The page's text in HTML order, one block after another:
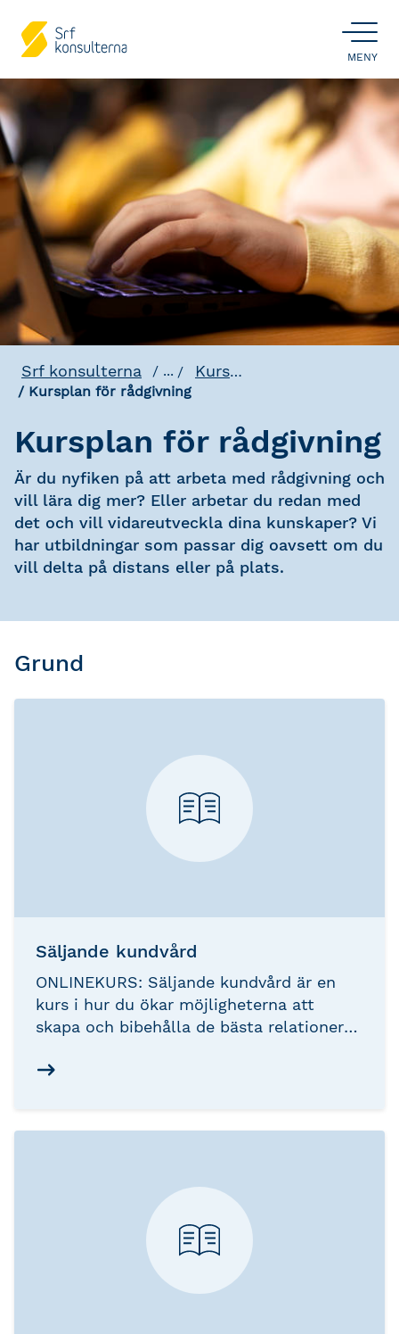
ÖPPNA
MENY
Srf konsulterna ... Kursplaner & Program
Kursplan för rådgivning
Kursplan för rådgivning
Är du nyfiken på att arbeta med rådgivning och
vill lära dig mer? Eller arbetar du redan med
det och vill vidareutveckla dina kunskaper? Vi
har utbildningar som passar dig oavsett om du
vill delta på distans eller på plats.
Grund
Säljande kundvård
ONLINEKURS: Säljande kundvård är en
kurs i hur du ökar möjligheterna att
skapa och bibehålla de bästa relationerna
hur du kan vårda dina kundrelationer så